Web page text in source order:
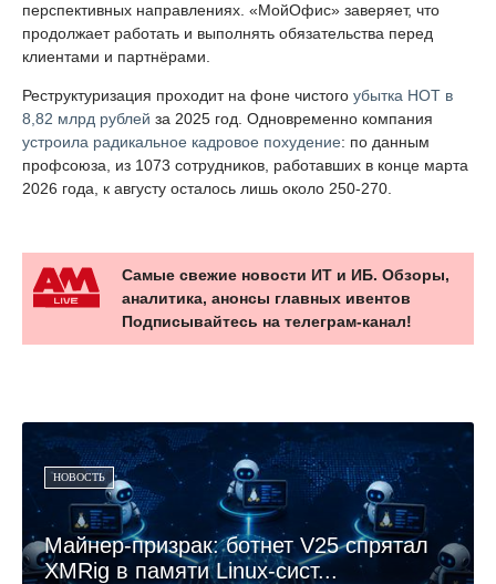
перспективных направлениях. «МойОфис» заверяет, что
продолжает работать и выполнять обязательства перед
клиентами и партнёрами.
Реструктуризация проходит на фоне чистого убытка НОТ в
8,82 млрд рублей за 2025 год. Одновременно компания
устроила радикальное кадровое похудение: по данным
профсоюза, из 1073 сотрудников, работавших в конце марта
2026 года, к августу осталось лишь около 250-270.
Самые свежие новости ИТ и ИБ. Обзоры,
аналитика, анонсы главных ивентов
Подписывайтесь на телеграм-канал!
НОВОСТЬ
Майнер-призрак: ботнет V25 спрятал
XMRig в памяти Linux-сист...